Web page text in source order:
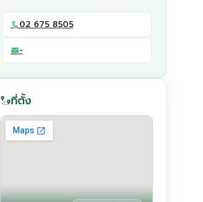
02 675 8505
-
ที่ตั้ง